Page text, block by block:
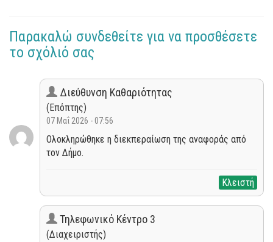
Παρακαλώ συνδεθείτε για να προσθέσετε
το σχόλιό σας
Διεύθυνση Καθαριότητας
(Επόπτης)
07 Μαΐ 2026 - 07:56
Ολοκληρώθηκε η διεκπεραίωση της αναφοράς από
τον Δήμο.
Κλειστή
Τηλεφωνικό Κέντρο 3
(Διαχειριστής)